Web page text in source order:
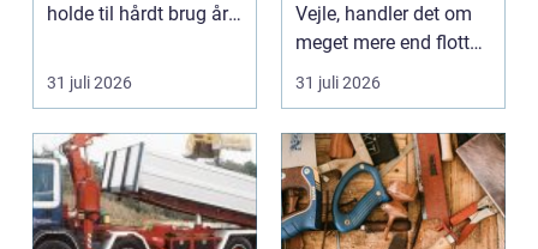
holde til hårdt brug år
31 juli 2026
Vejle, handler det om
meget mere end flotte
streger på p...
31 juli 2026